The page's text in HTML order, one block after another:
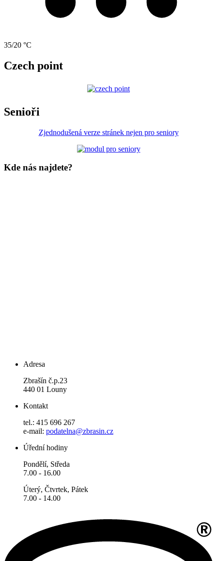
35/20 °C
Czech point
Senioři
Zjednodušená verze stránek nejen pro seniory
Kde nás najdete?
Adresa
Zbrašín č.p.23
440 01 Louny
Kontakt
tel.: 415 696 267
e-mail: podatelna@zbrasin.cz
Úřední hodiny
Pondělí, Středa
7.00 - 16.00
Úterý, Čtvrtek, Pátek
7.00 - 14.00